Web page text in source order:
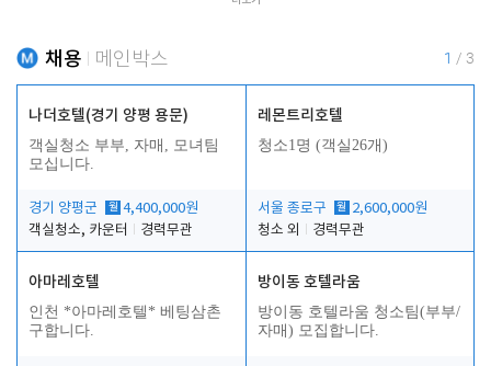
채용 메인박스 1 / 3
나더호텔(경기 양평 용문)
객실청소 부부, 자매, 모녀팀
모십니다.
경기 양평군 월 4,400,000원
객실청소, 카운터
경력무관
레몬트리호텔
청소1명 (객실26개)
서울 종로구 월 2,600,000원
청소 외
경력무관
아마레호텔
인천 *아마레호텔* 베팅삼촌
구합니다.
방이동 호텔라움
방이동 호텔라움 청소팀(부부/
자매) 모집합니다.